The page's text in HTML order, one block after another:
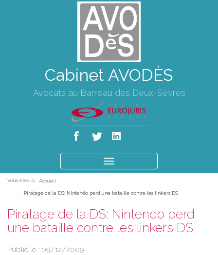
Cabinet AVODÈS
Avocats au Barreau des Deux-Sèvres
le
Vous êtes ici : Accueil
Piratage de la DS: Nintendo perd une bataille contre les linkers DS
Piratage de la DS: Nintendo perd
une bataille contre les linkers DS
Publié le : 09/12/2009